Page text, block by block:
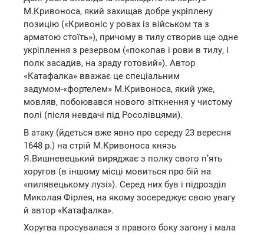
М.Кривоноса, який захищав добре укріплену
позицію («Кривоніс у ровах із військом та з
арматою стоїть»), причому в тилу створив ще одне
укріплення з резервом («покопав і рови в тилу, і
полк засадив, на зраду готовий»). Автор
«Катафалка» вважає це спеціальним
задумом-«фортелем» М.Кривоноса, який уже,
мовляв, побоювався нового зіткнення у чистому
полі (після невдачі під Росолівцями).
В атаку (йдеться вже явно про середу 23 вересня
1648 р.) на стрій М.Кривоноса князь
Я.Вишневецький виряджає з полку свого п’ять
хоругов (в іншому місці мовиться про бій на
«пилявецькому лузі»). Серед них був і підрозділ
Миколая Фірлея, на якому зосереджує свою увагу
й автор «Катафалка».
Хоругва просувалася з правого боку загону і мала